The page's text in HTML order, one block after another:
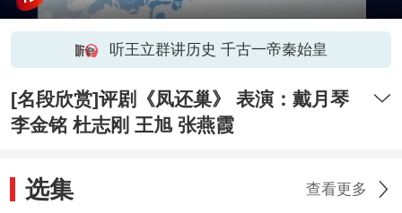
听王立群讲历史 千古一帝秦始皇
[名段欣赏]评剧《凤还巢》 表演：戴月琴
李金铭 杜志刚 王旭 张燕霞
选集 查看更多